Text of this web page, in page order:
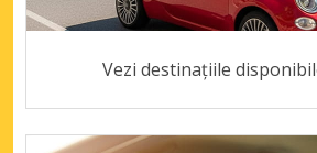
Vezi destinațiile